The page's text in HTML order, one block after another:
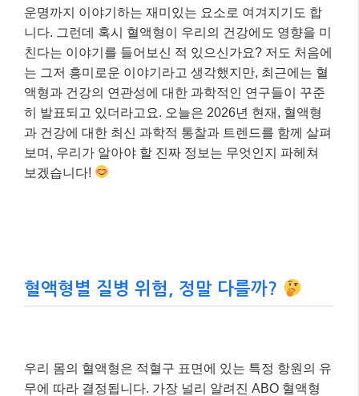
운명까지 이야기하는 재미있는 요소로 여겨지기도 합
니다. 그런데 혹시 혈액형이 우리의 건강에도 영향을 미
친다는 이야기를 들어보신 적 있으신가요? 저도 처음에
는 그저 흥미로운 이야기라고 생각했지만, 최근에는 혈
액형과 건강의 연관성에 대한 과학적인 연구들이 꾸준
히 발표되고 있더라고요. 오늘은 2026년 현재, 혈액형
과 건강에 대한 최신 과학적 통찰과 트렌드를 함께 살펴
보며, 우리가 알아야 할 진짜 정보는 무엇인지 파헤쳐
보겠습니다!
혈액형별 질병 위험, 정말 다를까?
우리 몸의 혈액형은 적혈구 표면에 있는 특정 항원의 유
무에 따라 결정됩니다. 가장 널리 알려진 ABO 혈액형